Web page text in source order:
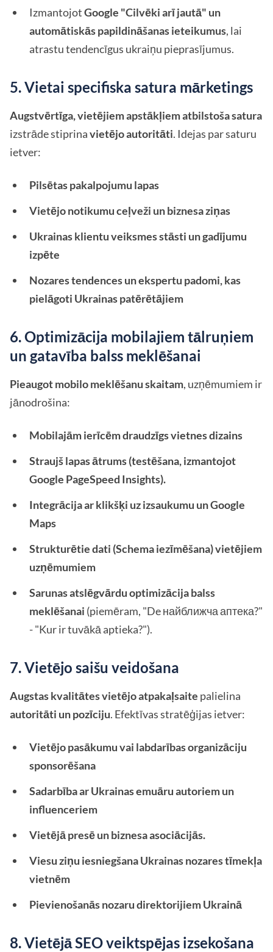
IzmantojotGoogle "Cilvēki arī jautā" un
automātiskās papildināšanas ieteikumus, lai
atrastu tendencīgus ukraiņu pieprasījumus.
5. Vietai specifiska satura mārketings
Augstvērtīga, vietējiem apstākļiem atbilstoša satura
izstrāde stiprinavietējo autoritāti. Idejas par saturu
ietver:
Pilsētas pakalpojumu lapas
Vietējo notikumu ceļveži un biznesa ziņas
Ukrainas klientu veiksmes stāsti un gadījumu
izpēte
Nozares tendences un ekspertu padomi, kas
pielāgoti Ukrainas patērētājiem
6. Optimizācija mobilajiem tālruņiem
un gatavība balss meklēšanai
Pieaugot mobilo meklēšanu skaitam, uzņēmumiem ir
jānodrošina:
Mobilajām ierīcēm draudzīgs vietnes dizains
Straujš lapas ātrums (testēšana, izmantojot
Google PageSpeed Insights).
Integrācija ar klikšķi uz izsaukumu un Google
Maps
Strukturētie dati (Schema iezīmēšana) vietējiem
uzņēmumiem
Sarunas atslēgvārdu optimizācija balss
meklēšanai (piemēram, "De найближча аптека?"
- "Kur ir tuvākā aptieka?").
7. Vietējo saišu veidošana
Augstas kvalitātes vietējo atpakaļsaite palielina
autoritāti un pozīciju. Efektīvas stratēģijas ietver:
Vietējo pasākumu vai labdarības organizāciju
sponsorēšana
Sadarbība ar Ukrainas emuāru autoriem un
influenceriem
Vietējā presē un biznesa asociācijās.
Viesu ziņu iesniegšana Ukrainas nozares tīmekļa
vietnēm
Pievienošanās nozaru direktorijiem Ukrainā
8. Vietējā SEO veiktspējas izsekošana